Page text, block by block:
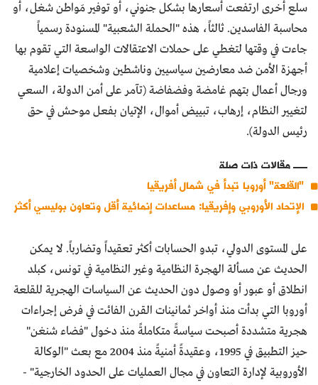
سلع أخرى ارتفعت أسعارها بشكل جنوني، أو توفير مَواطن شغل، أو
محاسبة الفاسدين. ثالثاً، هذه "الحملة الشعبية" المسنودة رسمياً
جاءت في وقتها لتغطي على حملات الاعتقالات الواسعة التي تقوم بها
أجهزة الأمن ضد معارضين سياسيين وناشطين وشخصيات إعلامية
ورجال أعمال بتهم غامضة وفضفاضة (تآمر على أمن الدولة، السعي
لتغيير النظام، إرهاب، تبييض أموال، الإتيان بفعل موحش في حق
رئيس الدولة).
مقالات ذات صلة
"القلعة" أوروبا تبدأ في شمال أفريقيا
الإتحاد الأوروبي وإفريقيا: مساعدات إنمائية أقل وتعاون بوليسي أكثر
على المستوى الدولي، تبدو الحسابات أكثر تعقيداً وتضارباً. لا يمكن
الحديث عن مسألة الهجرة النظامية وغير النظامية في تونس، كبلد
انطلاق أو عبور أو وصول دون الحديث عن السياسات الهجرية للقلعة
أوروبا التي بدأت منذ أواخر ثمانينات القرن الفائت في فرض إجراءات
هجرية متشددة أصبحت سياسةً متكاملةً منذ دخول "فضاء شنغن"
حيز التطبيق في 1995، وعقيدةً أمنيةً منذ 2004 مع بعث "الوكالة
الأوروبية لإدارة التعاون في مجال العمليات على الحدود الخارجية" -